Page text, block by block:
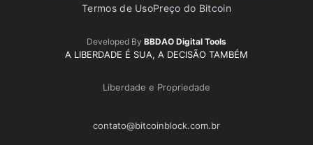
Termos de UsoPreço do Bitcoin
Developed By BBDAO Digital Tools
A LIBERDADE É SUA, A DECISÃO TAMBÉM
Liberdade e Propriedade
contato@bitcoinblock.com.br